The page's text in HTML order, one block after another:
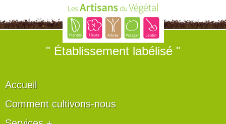
" Établissement labélisé "
Accueil
Comment cultivons-nous